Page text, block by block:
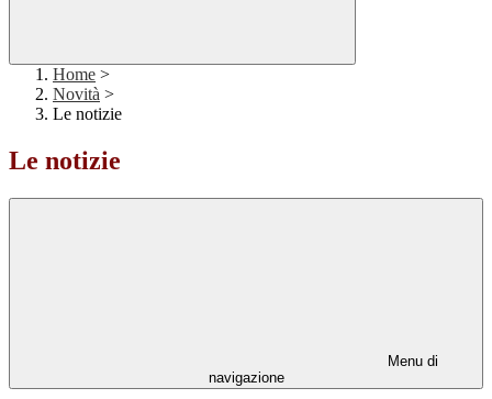
Home >
Novità >
Le notizie
Le notizie
Menu di
navigazione